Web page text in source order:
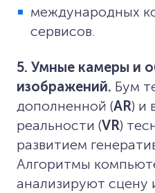
международных
сервисов.
5. Умные камеры и
изображений. Бум
дополненной (AR) и
реальности (VR)
развитием
Алгоритмы
анализируют сцену